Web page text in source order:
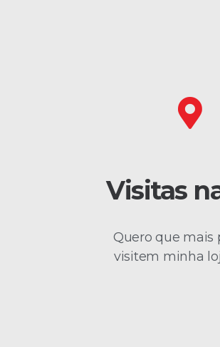
Visitas
Quero que mais
visitem minha